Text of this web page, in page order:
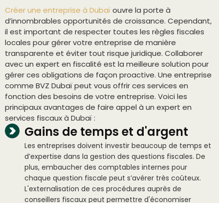
Créer une entreprise à Dubaïouvre la porte à
d’innombrables opportunités de croissance. Cependant,
il est important de respecter toutes les règles fiscales
locales pour gérer votre entreprise de manière
transparente et éviter tout risque juridique. Collaborer
avec un expert en fiscalité est la meilleure solution pour
gérer ces obligations de façon proactive. Une entreprise
comme BVZ Dubaï peut vous offrir ces services en
fonction des besoins de votre entreprise. Voici les
principaux avantages de faire appel à un expert en
services fiscaux à Dubaï :
Gains de temps et d'argent
Les entreprises doivent investir beaucoup de temps et
d’expertise dans la gestion des questions fiscales. De
plus, embaucher des comptables internes pour
chaque question fiscale peut s’avérer très coûteux.
L'externalisation de ces procédures auprès de
conseillers fiscaux peut permettre d'économiser